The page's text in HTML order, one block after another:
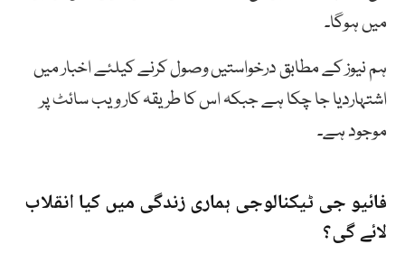
میں ہوگا۔
ہم نیوز کے مطابق درخواستیں وصول کرنے کیلئے اخبار میں
اشتہاردیا جا چکا ہے جبکہ اس کا طریقہ کار ویب سائٹ پر
موجود ہے۔
فائیو جی ٹیکنالوجی ہماری زندگی میں کیا انقلاب
لائے گی؟